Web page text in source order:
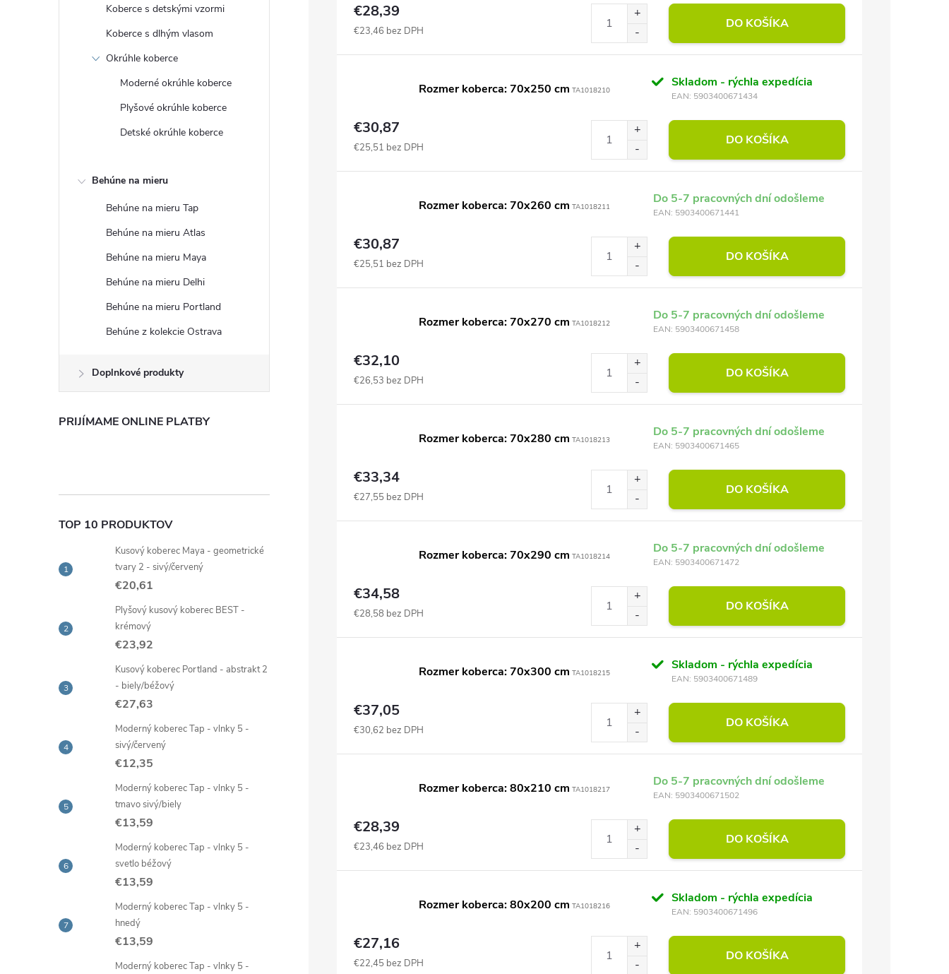
Koberce s detskými vzormi
Koberce s dlhým vlasom
Okrúhle koberce
Moderné okrúhle koberce
Plyšové okrúhle koberce
Detské okrúhle koberce
Behúne na mieru
Behúne na mieru Tap
Behúne na mieru Atlas
Behúne na mieru Maya
Behúne na mieru Delhi
Behúne na mieru Portland
Behúne z kolekcie Ostrava
Doplnkové produkty
PRIJÍMAME ONLINE PLATBY
TOP 10 PRODUKTOV
Kusový koberec Maya - geometrické
tvary 2 - sivý/červený
€20,61
Plyšový kusový koberec BEST -
krémový
€23,92
Kusový koberec Portland - abstrakt 2
- biely/béžový
€27,63
Moderný koberec Tap - vlnky 5 -
sivý/červený
€12,35
Moderný koberec Tap - vlnky 5 -
tmavo sivý/biely
€13,59
Moderný koberec Tap - vlnky 5 -
svetlo béžový
€13,59
Moderný koberec Tap - vlnky 5 -
hnedý
€13,59
Moderný koberec Tap - vlnky 5 -
€28,39
€23,46 bez DPH DO KOŠÍKA
Rozmer koberca: 70x250 cm TA1018210
Skladom - rýchla expedícia
EAN: 5903400671434
€30,87
€25,51 bez DPH DO KOŠÍKA
Rozmer koberca: 70x260 cm TA1018211
Do 5-7 pracovných dní odošleme
EAN: 5903400671441
€30,87
€25,51 bez DPH DO KOŠÍKA
Rozmer koberca: 70x270 cm TA1018212
Do 5-7 pracovných dní odošleme
EAN: 5903400671458
€32,10
€26,53 bez DPH DO KOŠÍKA
Rozmer koberca: 70x280 cm TA1018213
Do 5-7 pracovných dní odošleme
EAN: 5903400671465
€33,34
€27,55 bez DPH DO KOŠÍKA
Rozmer koberca: 70x290 cm TA1018214
Do 5-7 pracovných dní odošleme
EAN: 5903400671472
€34,58
€28,58 bez DPH DO KOŠÍKA
Rozmer koberca: 70x300 cm TA1018215
Skladom - rýchla expedícia
EAN: 5903400671489
€37,05
€30,62 bez DPH DO KOŠÍKA
Rozmer koberca: 80x210 cm TA1018217
Do 5-7 pracovných dní odošleme
EAN: 5903400671502
€28,39
€23,46 bez DPH DO KOŠÍKA
Rozmer koberca: 80x200 cm TA1018216
Skladom - rýchla expedícia
EAN: 5903400671496
€27,16
€22,45 bez DPH DO KOŠÍKA